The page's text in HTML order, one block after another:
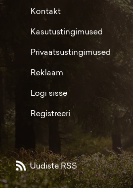
Kontakt
Kasutustingimused
Privaatsustingimused
Reklaam
Logi sisse
Registreeri
Uudiste RSS